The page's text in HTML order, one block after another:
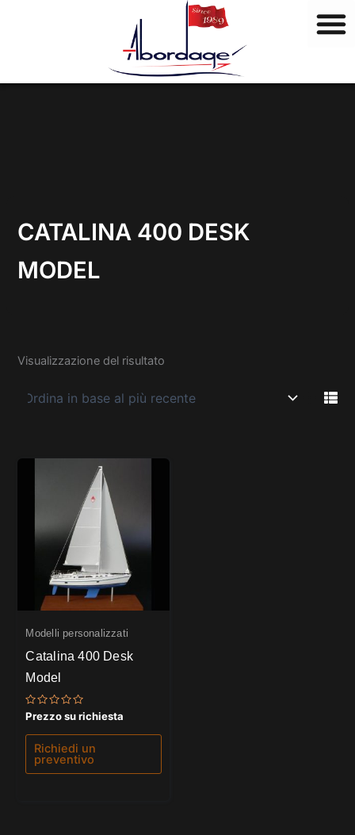
i
CATALINA 400 DESK
MODEL
Visualizzazione del risultato
Modelli personalizzati
Catalina 400 Desk
Model
Valutato
0
su
Prezzo su richiesta
Richiedi un
preventivo